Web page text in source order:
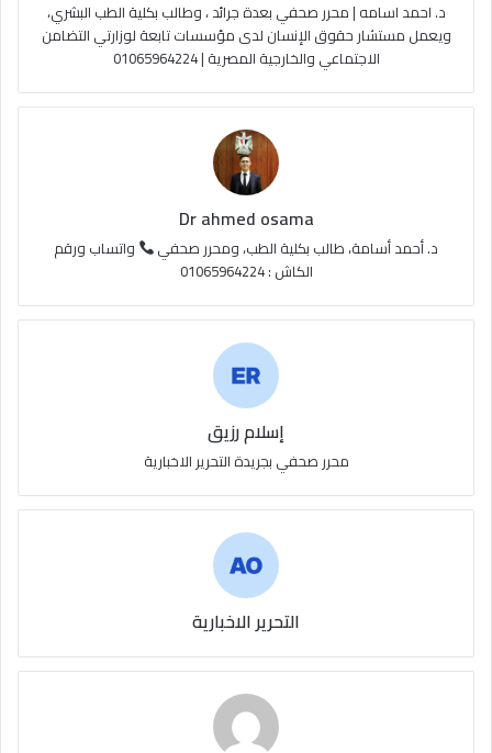
e
م
و
ق
ع
R
S
S
د. احمد اسامه | محرر صحفي بعدة جرائد ، وطالب بكلية الطب البشري،
ويعمل مستشار حقوق الإنسان لدى مؤسسات تابعة لوزارتي التضامن
الاجتماعي والخارجية المصرية | 01065964224
Dr ahmed osama
د. أحمد أسامة، طالب بكلية الطب، ومحرر صحفي
واتساب ورقم
الكاش : 01065964224
إسلام رزيق
محرر صحفي بجريدة التحرير الاخبارية
التحرير الاخبارية